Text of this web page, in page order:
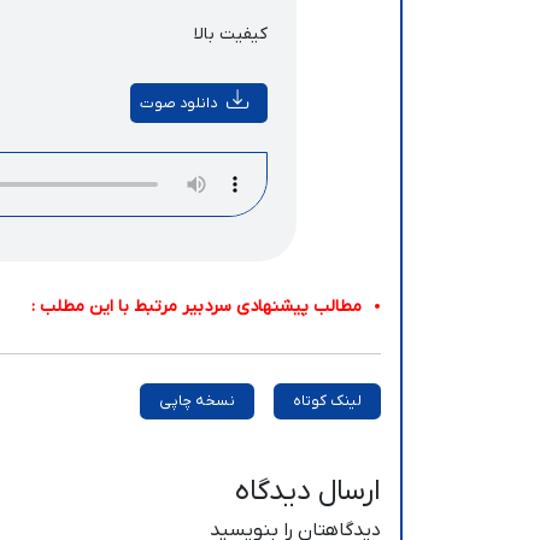
کیفیت بالا
دانلود صوت
مطالب پیشنهادی سردبیر مرتبط با این مطلب :
لینک کوتاه نسخه چاپی
ارسال دیدگاه
دیدگاهتان را بنویسید